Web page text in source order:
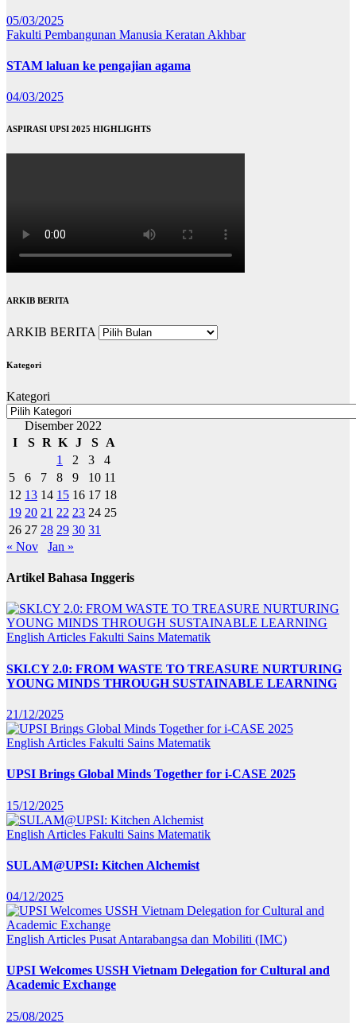
05/03/2025
Fakulti Pembangunan Manusia Keratan Akhbar
STAM laluan ke pengajian agama
04/03/2025
ASPIRASI UPSI 2025 HIGHLIGHTS
ARKIB BERITA
ARKIB BERITA
Kategori
Kategori
Disember 2022
I
S R K J S
A
1
2 3
4
5
6 7 8 9 10 11
12 13 14 15 16 17 18
19 20 21 22 23 24 25
26 27 28 29 30 31
« Nov
Jan »
Artikel Bahasa Inggeris
English Articles Fakulti Sains Matematik
SKI.CY 2.0: FROM WASTE TO TREASURE NURTURING
YOUNG MINDS THROUGH SUSTAINABLE LEARNING
21/12/2025
English Articles Fakulti Sains Matematik
UPSI Brings Global Minds Together for i-CASE 2025
15/12/2025
English Articles Fakulti Sains Matematik
SULAM@UPSI: Kitchen Alchemist
04/12/2025
English Articles Pusat Antarabangsa dan Mobiliti (IMC)
UPSI Welcomes USSH Vietnam Delegation for Cultural and
Academic Exchange
25/08/2025